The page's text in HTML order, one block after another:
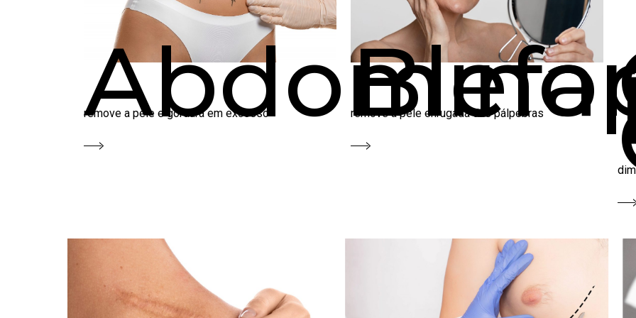
remove a pele e gordura em excesso remove a pele enrugada das pálpebras